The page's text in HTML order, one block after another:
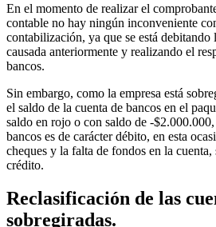
En el momento de realizar el
contable no hay ningún inconveniente
contabilización, ya que se está debitando
causada anteriormente y realizando el
bancos.
Sin embargo, como la empresa está
el saldo de la cuenta de bancos en el
saldo en rojo o con saldo de -
bancos es de carácter débito, en esta
cheques y la falta de fondos en la
crédito.
Reclasificación de las
sobregiradas.